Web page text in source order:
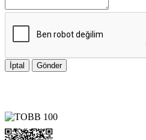
İptal Gönder